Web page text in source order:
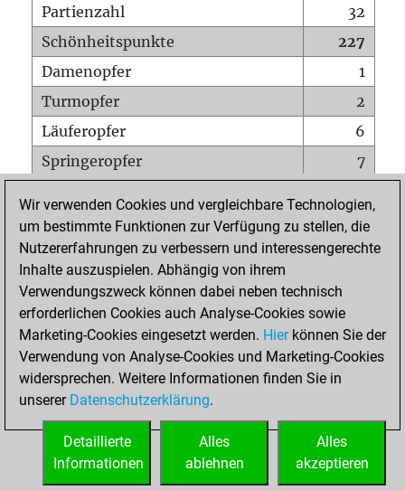
Partienzahl
32
Schönheitspunkte
227
Damenopfer
1
Turmopfer
2
Läuferopfer
6
Springeropfer
7
Matt auf vollem Brett
0
Bauer setzt Matt
0
Erstickte Matts
Unterverwandlungen
Türme auf der siebten
0
STARTSEITE
Wir verwenden Cookies und vergleichbare Technologien,
um bestimmte Funktionen zur Verfügung zu stellen, die
Nutzererfahrungen zu verbessern und interessengerechte
Inhalte auszuspielen. Abhängig von ihrem
Verwendungszweck können dabei neben technisch
erforderlichen Cookies auch Analyse-Cookies sowie
Marketing-Cookies eingesetzt werden. Hierkönnen Sie der
Verwendung von Analyse-Cookies und Marketing-Cookies
widersprechen. Weitere Informationen finden Sie in
unserer Datenschutzerklärung.
Alles
akzeptieren
Alles
ablehnen
Detaillierte
Informationen